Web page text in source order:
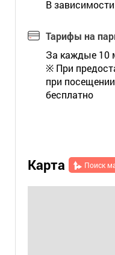
В
Тарифы на
За каждые 10
※ При
при
бесплатно
Карта Поиск